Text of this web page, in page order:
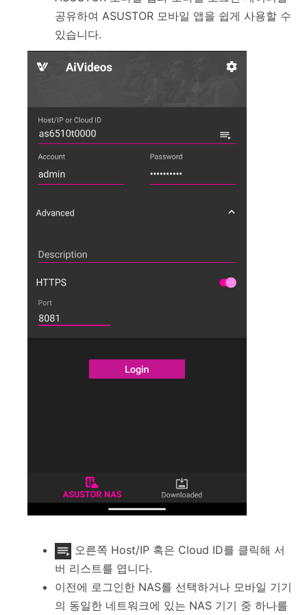
공유하여 ASUSTOR 모바일 앱을 쉽게 사용할 수
있습니다.
오른쪽 Host/IP 혹은 Cloud ID를 클릭해 서
버 리스트를 엽니다.
이전에 로그인한 NAS를 선택하거나 모바일 기기
의 동일한 네트워크에 있는 NAS 기기 중 하나를